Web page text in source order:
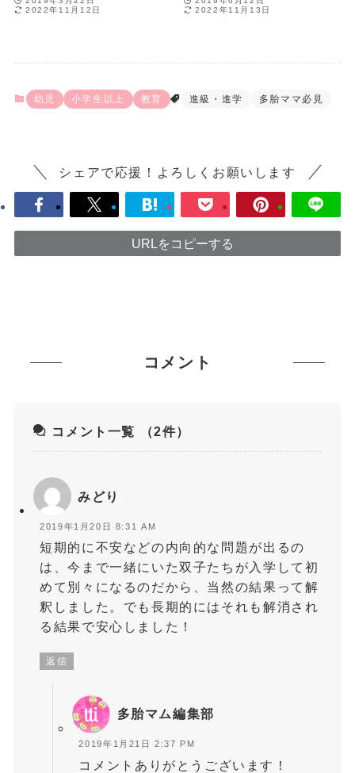
幼児 小学生以上 教育 進級・進学 多胎ママ必見
シェアで応援！よろしくお願いします
URLをコピーする
2022年11月12日
2022年11月13日
コメント
コメント一覧 （2件）
みどり
2019年1月20日 8:31 AM
短期的に不安などの内向的な問題が出るの
は、今まで一緒にいた双子たちが入学して初
めて別々になるのだから、当然の結果って解
釈しました。でも長期的にはそれも解消され
る結果で安心しました！
返信
多胎マム編集部
2019年1月21日 2:37 PM
コメントありがとうございます！